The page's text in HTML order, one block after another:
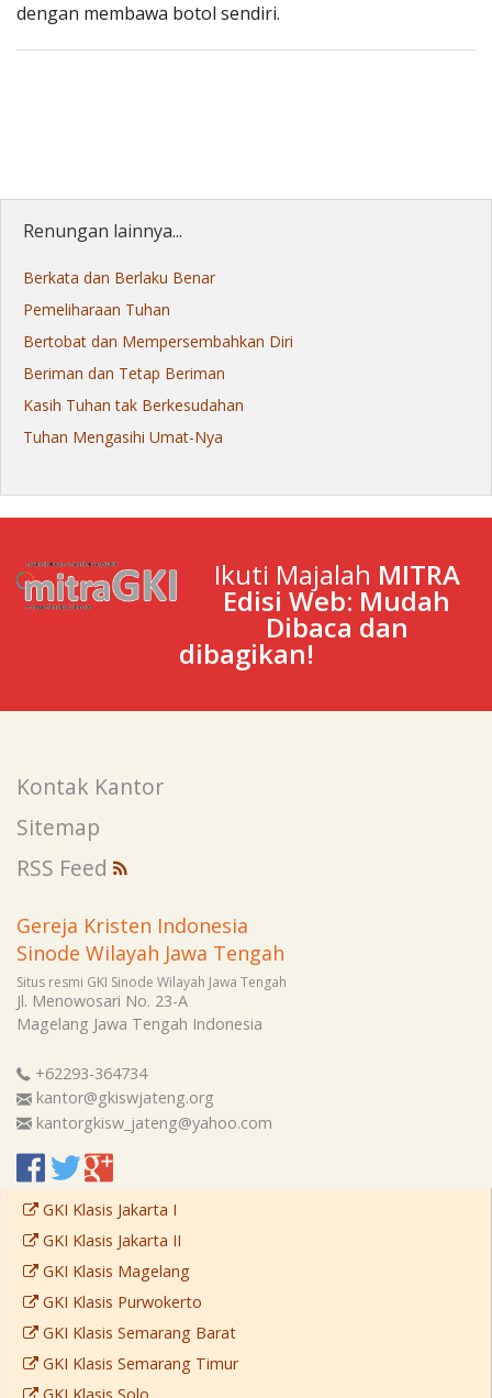
dengan membawa botol sendiri.
Renungan lainnya...
Berkata dan Berlaku Benar
Pemeliharaan Tuhan
Bertobat dan Mempersembahkan Diri
Beriman dan Tetap Beriman
Kasih Tuhan tak Berkesudahan
Tuhan Mengasihi Umat-Nya
Ikuti Majalah MITRA
Edisi Web: Mudah
Dibaca dan
dibagikan!
Kontak Kantor
Sitemap
RSS Feed
Gereja Kristen Indonesia
Sinode Wilayah Jawa Tengah
Situs resmi GKI Sinode Wilayah Jawa Tengah
Jl. Menowosari No. 23-A
Magelang Jawa Tengah Indonesia
+62293-364734
kantor@gkiswjateng.org
kantorgkisw_jateng@yahoo.com
GKI Klasis Jakarta I
GKI Klasis Jakarta II
GKI Klasis Magelang
GKI Klasis Purwokerto
GKI Klasis Semarang Barat
GKI Klasis Semarang Timur
GKI Klasis Solo